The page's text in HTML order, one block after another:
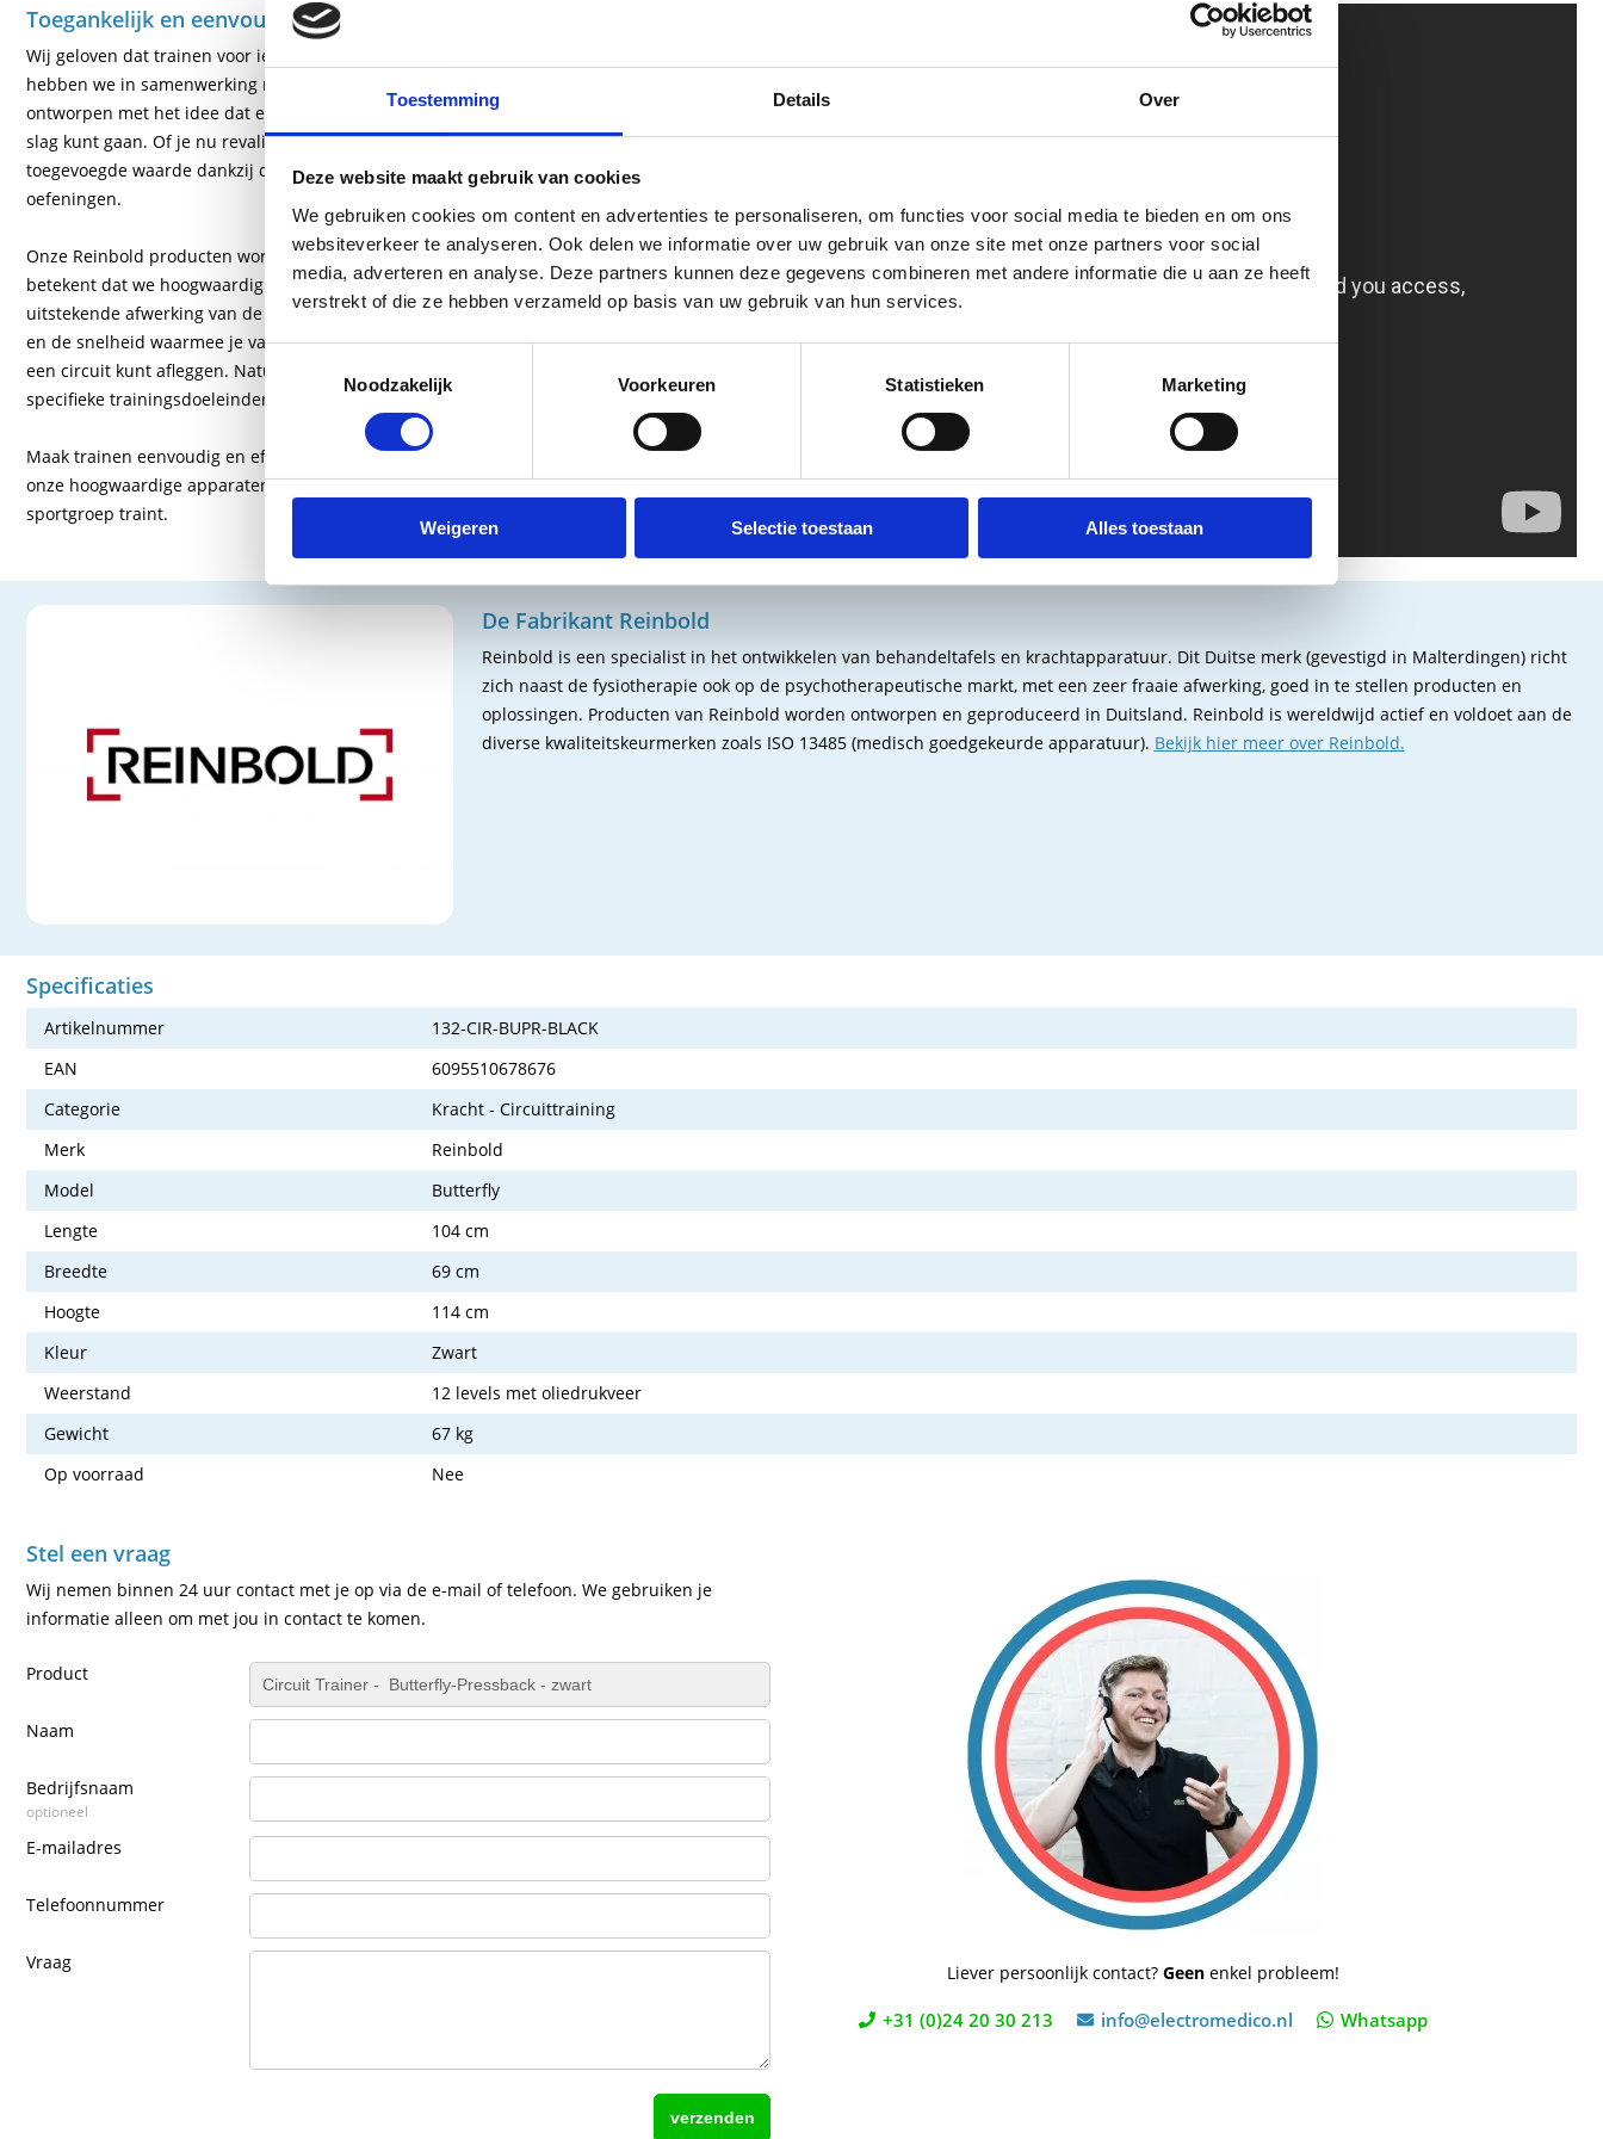
Toestemming Details Over
Deze website maakt gebruik van cookies
We gebruiken cookies om content en advertenties te personaliseren, om functies voor social media te bieden en om ons
websiteverkeer te analyseren. Ook delen we informatie over uw gebruik van onze site met onze partners voor social
media, adverteren en analyse. Deze partners kunnen deze gegevens combineren met andere informatie die u aan ze heeft
verstrekt of die ze hebben verzameld op basis van uw gebruik van hun services.
Noodzakelijk
Voorkeuren Statistieken Marketing
Weigeren Selectie toestaan Alles toestaan
Toegankelijk en eenvoudig trainen met de Reinbold Circuitlijn
Wij geloven dat trainen voor iedereen toegankelijk moet zijn zonder hoge drempels. Daarom
hebben we in samenwerking met Reinbold onze Circuitlijn ontwikkeld. Deze apparaten zijn
ontworpen met het idee dat er niet veel over nagedacht hoeft te worden en je direct aan de
slag kunt gaan. Of je nu revalideert of in een sportgroep traint, de Circuitlijn biedt veel
toegevoegde waarde dankzij de eenvoudige toegankelijkheid en het snelle schakelen tussen
oefeningen.
Onze Reinbold producten worden met trots in Duitsland ontwikkeld en gefabriceerd. Dit
betekent dat we hoogwaardig staal gebruiken, beweegbare delen van topkwaliteit en een
uitstekende afwerking van de polstering bieden. De naam 'Circuit' verwijst naar het gemak
en de snelheid waarmee je van oefening naar oefening kunt gaan, waardoor je als het ware
een circuit kunt afleggen. Natuurlijk zijn de apparaten ook afzonderlijk inzetbaar voor
specifieke trainingsdoeleinden.
Maak trainen eenvoudig en effectief met de Reinbold Circuitlijn. Ontdek zelf het gemak van
onze hoogwaardige apparaten die voor iedereen geschikt zijn, of je nu revalideert of in een
sportgroep traint.
De Fabrikant Reinbold
Reinbold is een specialist in het ontwikkelen van behandeltafels en krachtapparatuur. Dit Duitse merk (gevestigd in Malterdingen) richt
zich naast de fysiotherapie ook op de psychotherapeutische markt, met een zeer fraaie afwerking, goed in te stellen producten en
oplossingen. Producten van Reinbold worden ontworpen en geproduceerd in Duitsland. Reinbold is wereldwijd actief en voldoet aan de
diverse kwaliteitskeurmerken zoals ISO 13485 (medisch goedgekeurde apparatuur). Bekijk hier meer over Reinbold.
Specificaties
Artikelnummer
132-CIR-BUPR-BLACK
EAN
6095510678676
Categorie
Kracht - Circuittraining
Merk
Reinbold
Model
Butterfly
Lengte
104 cm
Breedte
69 cm
Hoogte
114 cm
Kleur
Zwart
Weerstand
12 levels met oliedrukveer
Gewicht
67 kg
Op voorraad
Nee
Stel een vraag
Wij nemen binnen 24 uur contact met je op via de e-mail of telefoon. We gebruiken je
informatie alleen om met jou in contact te komen.
Product
Naam
Bedrijfsnaam
optioneel
E-mailadres
Telefoonnummer
Vraag Liever persoonlijk contact? Geenenkel probleem!
+31 (0)24 20 30 213 info@electromedico.nl Whatsapp